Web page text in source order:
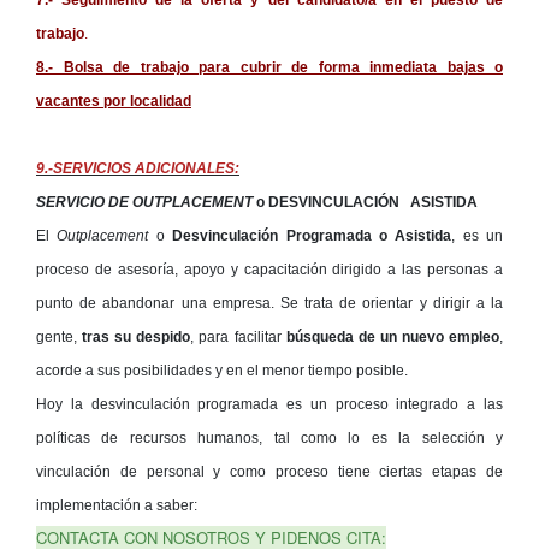
trabajo
8.- Bolsa de trabajo para cubrir de forma inmediata bajas o
vacantes por localidad
9.-SERVICIOS ADICIONALES:
SERVICIO DE OUTPLACEMENTo DESVINCULACIÓN
ASISTIDA
ElOutplacementoDesvinculación Programada o Asistida , es un
proceso de asesoría, apoyo y capacitación dirigido a las personas a
punto de abandonar una empresa. Se trata de orientar y dirigir a la
gente,tras su despido , para facilitar búsqueda de un nuevo empleo
acorde a sus posibilidades y en el menor tiempo posible.
Hoy la desvinculación programada es un proceso integrado a las
políticas de recursos humanos, tal como lo es la selección y
vinculación de personal y como proceso tiene ciertas etapas de
implementación a saber:
CONTACTA CON NOSOTROS Y PIDENOS CITA: